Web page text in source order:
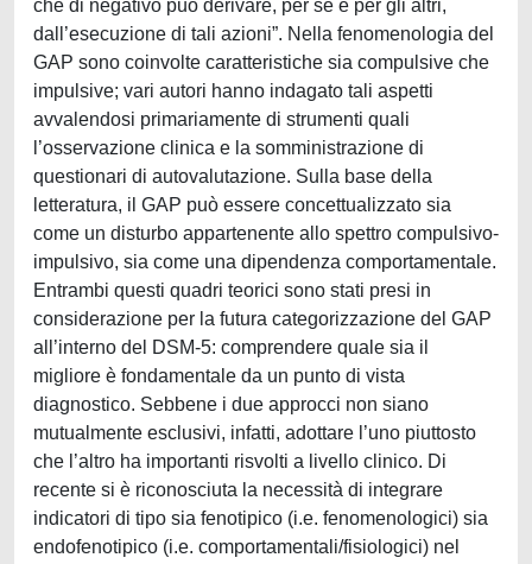
che di negativo può derivare, per sé e per gli altri,
dall’esecuzione di tali azioni”. Nella fenomenologia del
GAP sono coinvolte caratteristiche sia compulsive che
impulsive; vari autori hanno indagato tali aspetti
avvalendosi primariamente di strumenti quali
l’osservazione clinica e la somministrazione di
questionari di autovalutazione. Sulla base della
letteratura, il GAP può essere concettualizzato sia
come un disturbo appartenente allo spettro compulsivo-
impulsivo, sia come una dipendenza comportamentale.
Entrambi questi quadri teorici sono stati presi in
considerazione per la futura categorizzazione del GAP
all’interno del DSM-5: comprendere quale sia il
migliore è fondamentale da un punto di vista
diagnostico. Sebbene i due approcci non siano
mutualmente esclusivi, infatti, adottare l’uno piuttosto
che l’altro ha importanti risvolti a livello clinico. Di
recente si è riconosciuta la necessità di integrare
indicatori di tipo sia fenotipico (i.e. fenomenologici) sia
endofenotipico (i.e. comportamentali/fisiologici) nel